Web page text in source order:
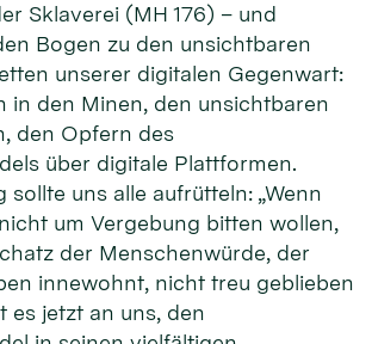
Sklaverei (MH 176) – und
Bogen zu den unsichtbaren
unserer digitalen Gegenwart:
in den Minen, den unsichtbaren
den Opfern des
über digitale Plattformen.
sollte uns alle aufrütteln: „Wenn
um Vergebung bitten wollen,
der Menschenwürde, der
innewohnt, nicht treu geblieben
es jetzt an uns, den